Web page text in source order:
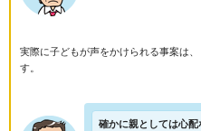
実際に子どもが声をかけられる事案は、
す。
確かに親としては心